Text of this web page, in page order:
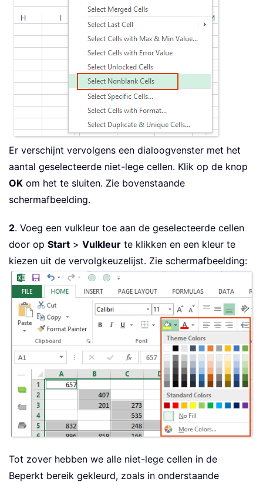
Er verschijnt vervolgens een dialoogvenster met het
aantal geselecteerde niet-lege cellen. Klik op de knop
OK om het te sluiten. Zie bovenstaande
schermafbeelding.
2. Voeg een vulkleur toe aan de geselecteerde cellen
door op Start > Vulkleur te klikken en een kleur te
kiezen uit de vervolgkeuzelijst. Zie schermafbeelding:
Tot zover hebben we alle niet-lege cellen in de
Beperkt bereik gekleurd, zoals in onderstaande